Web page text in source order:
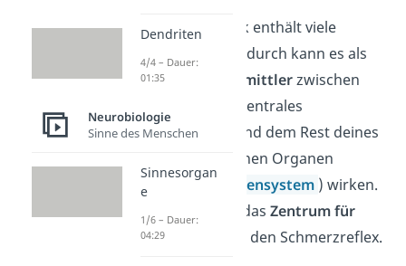
Dein Rückenmark enthält viele
Nervenzellen.
Dadurch kann es als
Informationsvermittlerzwischen
deinem Gehirn (Zentrales
Nervensystem) und dem Rest deines
Körpers bzw. deinen Organen
Peripheres Nervensystem ) wirken.
Außerdem ist es das Zentrum für
viele Reflexe
, wie den Schmerzreflex.
Dendriten
4/4 – Dauer:
01:35
Neurobiologie
Sinne des Menschen
Sinnesorgan
e
1/6 – Dauer:
04:29